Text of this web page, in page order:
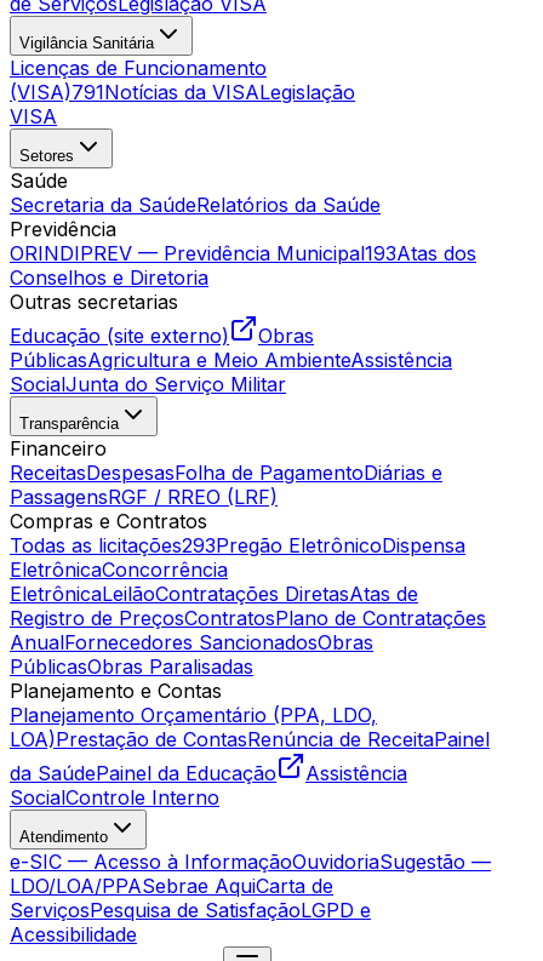
Vigilância Sanitária
Licenças de Funcionamento
(VISA)791Notícias da VISALegislação
VISA
Setores
Saúde
Secretaria da SaúdeRelatórios da Saúde
Previdência
ORINDIPREV — Previdência Municipal193Atas dos
Conselhos e Diretoria
Outras secretarias
Educação (site externo)
Obras
PúblicasAgricultura e Meio AmbienteAssistência
SocialJunta do Serviço Militar
Transparência
Financeiro
ReceitasDespesasFolha de PagamentoDiárias e
PassagensRGF / RREO (LRF)
Compras e Contratos
Todas as licitações293Pregão EletrônicoDispensa
EletrônicaConcorrência
EletrônicaLeilãoContratações DiretasAtas de
Registro de PreçosContratosPlano de Contratações
AnualFornecedores SancionadosObras
PúblicasObras Paralisadas
Planejamento e Contas
Planejamento Orçamentário (PPA, LDO,
LOA)Prestação de ContasRenúncia de ReceitaPainel
da SaúdePainel da Educação
Assistência
SocialControle Interno
Atendimento
e-SIC — Acesso à InformaçãoOuvidoriaSugestão —
LDO/LOA/PPASebrae AquiCarta de
ServiçosPesquisa de SatisfaçãoLGPD e
Acessibilidade